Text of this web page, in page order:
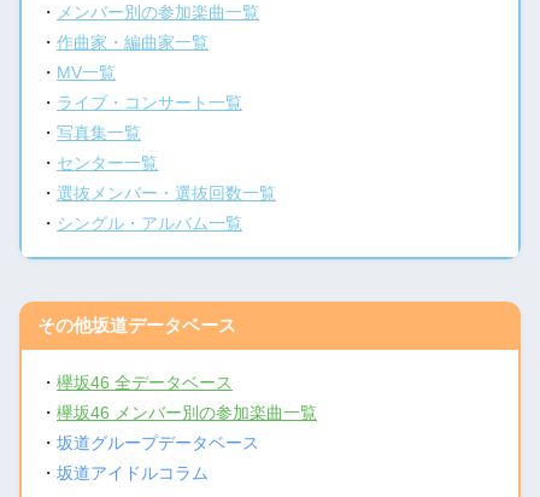
・ メンバー別の参加楽曲一覧
・作曲家・編曲家一覧
・ MV一覧
・ ライブ・コンサート一覧
・写真集一覧
・ センター一覧
・選抜メンバー・選抜回数一覧
・ シングル・アルバム一覧
その他坂道データベース
・欅坂46 全データベース
・欅坂46 メンバー別の参加楽曲一覧
・坂道グループデータベース
・坂道アイドルコラム